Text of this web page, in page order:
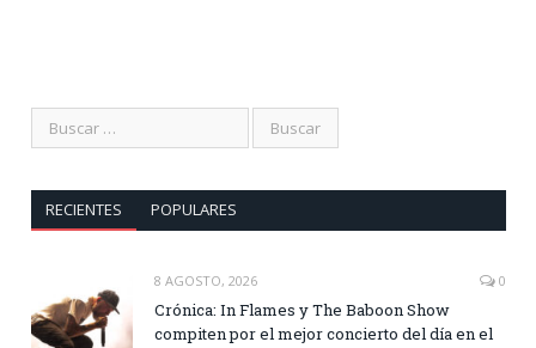
RECIENTES POPULARES
8 AGOSTO, 2026 0
Crónica: In Flames y The Baboon Show
compiten por el mejor concierto del día en el